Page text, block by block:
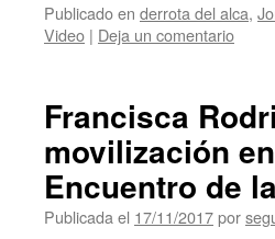
Publicado en derrota del alca,
Video | Deja un comentario
Francisca
movilización
Encuentro de
Publicada el 17/11/2017por